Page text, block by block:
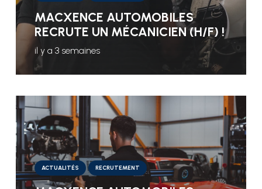
MACXENCE AUTOMOBILES
RECRUTE UN MÉCANICIEN (H/F) !
il y a 3 semaines
ACTUALITÉS RECRUTEMENT